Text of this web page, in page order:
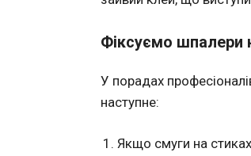
Фіксуємо шпалери
У порадах
наступне:
Якщо смуги на